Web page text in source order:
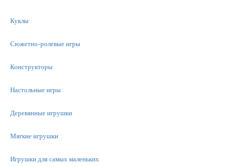
Куклы
Сюжетно-ролевые игры
Конструкторы
Настольные игры
Деревянные игрушки
Мягкие игрушки
Игрушки для самых маленьких